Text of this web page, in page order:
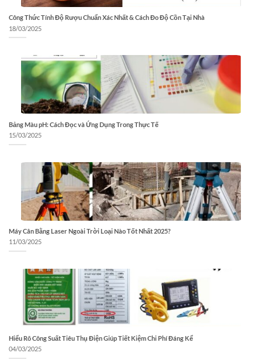
Công Thức Tính Độ Rượu Chuẩn Xác Nhất & Cách Đo Độ Cồn Tại Nhà
18/03/2025
Bảng Màu pH: Cách Đọc và Ứng Dụng Trong Thực Tế
15/03/2025
Máy Cân Bằng Laser Ngoài Trời Loại Nào Tốt Nhất 2025?
11/03/2025
Hiểu Rõ Công Suất Tiêu Thụ Điện Giúp Tiết Kiệm Chi Phí Đáng Kể
04/03/2025